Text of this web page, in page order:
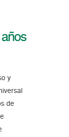
y
de